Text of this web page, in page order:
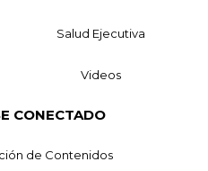
Salud Ejecutiva
Videos
CONECTADO
de Contenidos